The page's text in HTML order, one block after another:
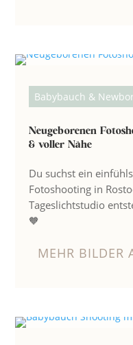
Babybauch &
Neugeborenen
& voller Nähe
Du suchst ein
Fotoshooting in
Tageslichtstudio
🧡
MEHR BILDER